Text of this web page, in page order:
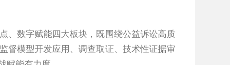
、数字赋能四大板块，既围绕公益诉讼高质
督模型开发应用、调查取证、技术性证据审